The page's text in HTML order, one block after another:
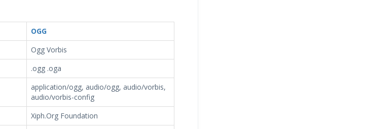
OGG
Ogg Vorbis
.ogg .oga
application/ogg, audio/ogg, audio/vorbis,
audio/vorbis-config
Xiph.Org Foundation